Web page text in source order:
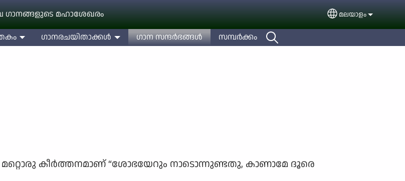
മഹാശേഖരം Select your
മലയാളം
ഗാനരചയിതാക്കള്‍ ഗാന സന്ദര്‍ഭങ്ങള്‍ സമ്പര്‍ക്കം
കീര്‍ത്തനമാണ് “ശോഭയേറും നാടൊന്നുണ്ടതു, കാണാമേ ദൂരെ